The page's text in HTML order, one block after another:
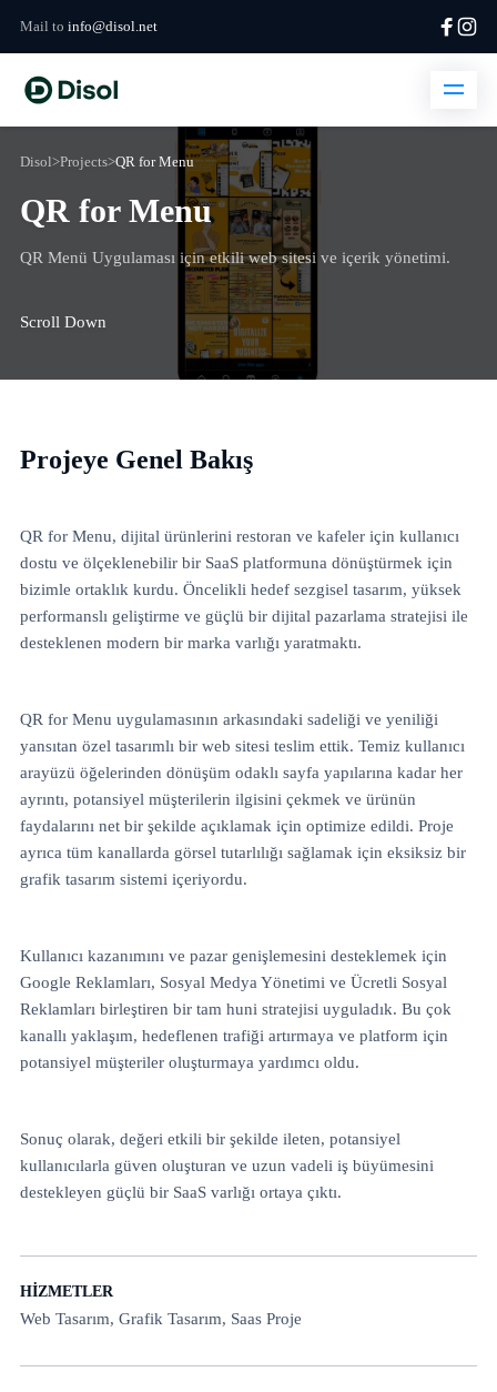
Mail to info@disol.net
Disol>Projects>QR for Menu
QR for Menu
QR Menü Uygulaması için etkili web sitesi ve içerik yönetimi.
Scroll Down
Projeye Genel Bakış
QR for Menu, dijital ürünlerini restoran ve kafeler için kullanıcı
dostu ve ölçeklenebilir bir SaaS platformuna dönüştürmek için
bizimle ortaklık kurdu. Öncelikli hedef sezgisel tasarım, yüksek
performanslı geliştirme ve güçlü bir dijital pazarlama stratejisi ile
desteklenen modern bir marka varlığı yaratmaktı.
QR for Menu uygulamasının arkasındaki sadeliği ve yeniliği
yansıtan özel tasarımlı bir web sitesi teslim ettik. Temiz kullanıcı
arayüzü öğelerinden dönüşüm odaklı sayfa yapılarına kadar her
ayrıntı, potansiyel müşterilerin ilgisini çekmek ve ürünün
faydalarını net bir şekilde açıklamak için optimize edildi. Proje
ayrıca tüm kanallarda görsel tutarlılığı sağlamak için eksiksiz bir
grafik tasarım sistemi içeriyordu.
Kullanıcı kazanımını ve pazar genişlemesini desteklemek için
Google Reklamları, Sosyal Medya Yönetimi ve Ücretli Sosyal
Reklamları birleştiren bir tam huni stratejisi uyguladık. Bu çok
kanallı yaklaşım, hedeflenen trafiği artırmaya ve platform için
potansiyel müşteriler oluşturmaya yardımcı oldu.
Sonuç olarak, değeri etkili bir şekilde ileten, potansiyel
kullanıcılarla güven oluşturan ve uzun vadeli iş büyümesini
destekleyen güçlü bir SaaS varlığı ortaya çıktı.
HIZMETLER
Web Tasarım, Grafik Tasarım, Saas Proje